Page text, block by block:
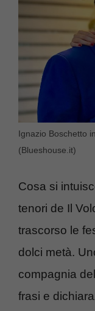
Ignazio Boschetto
(Blueshouse.it)
Cosa si
tenori de Il
trascorso le
dolci metà.
compagnia
frasi e